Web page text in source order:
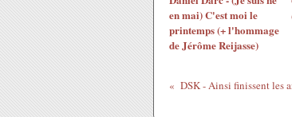
en mai) C'est moi le
printemps (+ l'hommage
de Jérôme Reijasse)
DSK - Ainsi finissent les